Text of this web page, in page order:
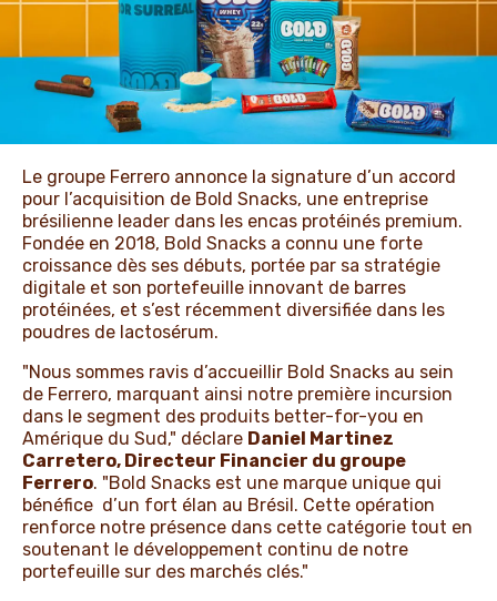
Le groupe Ferrero annonce la signature d’un accord
pour l’acquisition de Bold Snacks, une entreprise
brésilienne leader dans les encas protéinés premium.
Fondée en 2018, Bold Snacks a connu une forte
croissance dès ses débuts, portée par sa stratégie
digitale et son portefeuille innovant de barres
protéinées, et s’est récemment diversifiée dans les
poudres de lactosérum.
"Nous sommes ravis d’accueillir Bold Snacks au sein
de Ferrero, marquant ainsi notre première incursion
dans le segment des produits better-for-you en
Amérique du Sud," déclare Daniel Martinez
Carretero, Directeur Financier du groupe
Ferrero. "Bold Snacks est une marque unique qui
bénéfice d’un fort élan au Brésil. Cette opération
renforce notre présence dans cette catégorie tout en
soutenant le développement continu de notre
portefeuille sur des marchés clés."